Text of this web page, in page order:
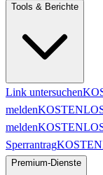
Tools & Berichte
Link untersuchen
melden
melden
Sperrantrag
Premium-Dienste